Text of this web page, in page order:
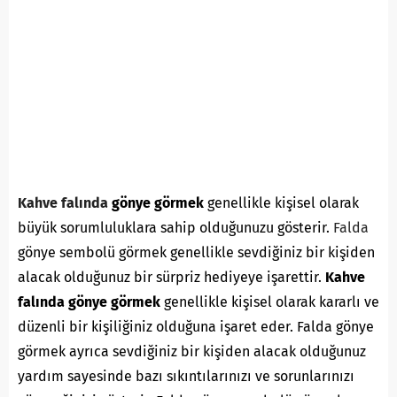
Kahve falında gönye görmek genellikle kişisel olarak
büyük sorumluluklara sahip olduğunuzu gösterir. Falda
gönye sembolü görmek genellikle sevdiğiniz bir kişiden
alacak olduğunuz bir sürpriz hediyeye işarettir. Kahve
falında gönye görmek genellikle kişisel olarak kararlı ve
düzenli bir kişiliğiniz olduğuna işaret eder. Falda gönye
görmek ayrıca sevdiğiniz bir kişiden alacak olduğunuz
yardım sayesinde bazı sıkıntılarınızı ve sorunlarınızı